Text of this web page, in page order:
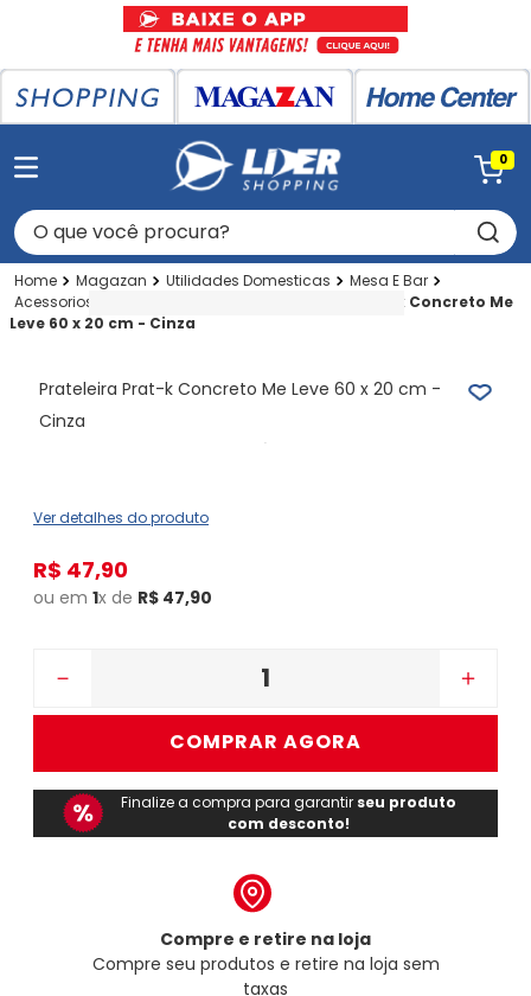
0
O que você procura?
Magazan Utilidades Domesticas
Mesa E Bar
Acessorios Mesa E Bar
Prateleira Prat-k Concreto Me
Leve 60 x 20 cm - Cinza
Prateleira Prat-k Concreto Me Leve 60 x 20 cm -
Cinza
Ver detalhes do produto
R$ 47,90
ou em 1x de R$ 47,90
＋
－
COMPRAR AGORA
Finalize a compra para garantir seu produto
com desconto!
Compre e retire na loja
Compre seu produtos e retire na loja sem
taxas